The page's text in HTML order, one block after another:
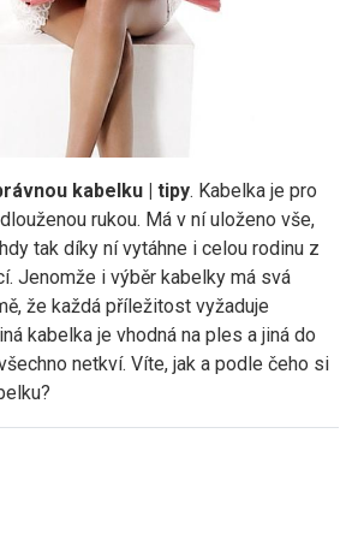
kabelku | tipy. Kabelka je pro
rukou. Má v ní uloženo vše,
tak díky ní vytáhne i celou rodinu z
Jenomže i výběr kabelky má svá
že každá příležitost vyžaduje
kabelka je vhodná na ples a jiná do
netkví. Víte, jak a podle čeho si